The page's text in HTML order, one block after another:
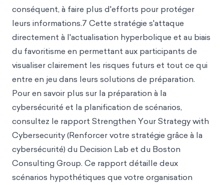
conséquent, à faire plus d'efforts pour protéger
leurs informations.7 Cette stratégie s'attaque
directement à l'actualisation hyperbolique et au biais
du favoritisme en permettant aux participants de
visualiser clairement les risques futurs et tout ce qui
entre en jeu dans leurs solutions de préparation.
Pour en savoir plus sur la préparation à la
cybersécurité et la planification de scénarios,
consultez le rapport Strengthen Your Strategy with
Cybersecurity (Renforcer votre stratégie grâce à la
cybersécurité) du Decision Lab et du Boston
Consulting Group. Ce rapport détaille deux
scénarios hypothétiques que votre organisation